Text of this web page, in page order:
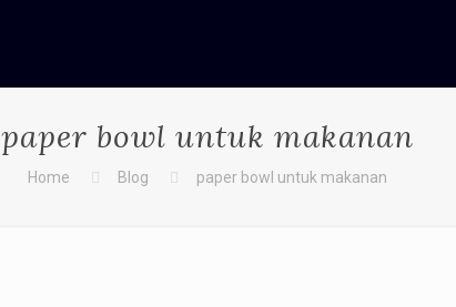
paper bowl untuk makanan
Home Blog paper bowl untuk makanan